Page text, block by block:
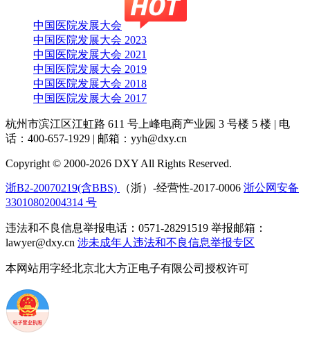
中国医院发展大会
中国医院发展大会 2023
中国医院发展大会 2021
中国医院发展大会 2019
中国医院发展大会 2018
中国医院发展大会 2017
杭州市滨江区江虹路 611 号上峰电商产业园 3 号楼 5 楼 | 电
话：400-657-1929 | 邮箱：yyh@dxy.cn
Copyright © 2000-2026 DXY All Rights Reserved.
浙B2-20070219(含BBS) （浙）-经营性-2017-0006 浙公网安备
33010802004314 号
违法和不良信息举报电话：0571-28291519 举报邮箱：
lawyer@dxy.cn 涉未成年人违法和不良信息举报专区
本网站用字经北京北大方正电子有限公司授权许可